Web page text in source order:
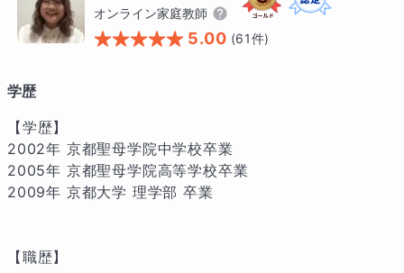
オンライン家庭教師
5.00 (61件)
学歴
【学歴】
2002年 京都聖母学院中学校卒業
2005年 京都聖母学院高等学校卒業
2009年 京都大学 理学部 卒業
【職歴】